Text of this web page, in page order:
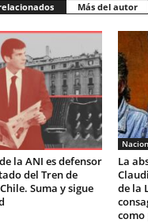
Más del autor
la ANI es defensor
del Tren de
Suma y sigue
La
de la
como